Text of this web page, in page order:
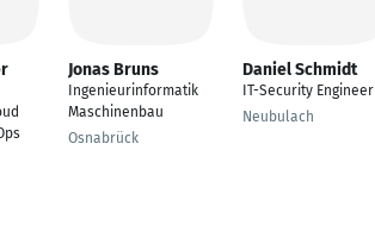
Jonas Bruns
Ingenieurinformatik
Maschinenbau
Osnabrück
Daniel Schmidt
IT-Security Engineer
Neubulach